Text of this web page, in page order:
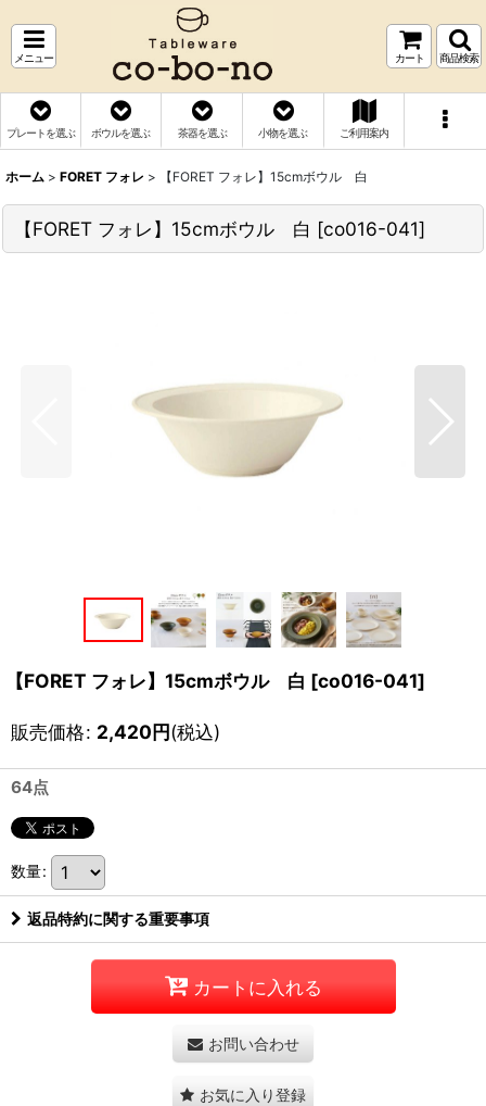
メニュー カート 商品検索
プレートを選ぶ ボウルを選ぶ 茶器を選ぶ 小物を選ぶ ご利用案内
ホーム > FORET フォレ > 【FORET フォレ】15cmボウル 白
【FORET フォレ】15cmボウル 白 [co016-041]
【FORET フォレ】15cmボウル 白 [co016-041]
販売価格: 2,420円(税込)
64点
数量:
返品特約に関する重要事項
カートに入れる
お問い合わせ
お気に入り登録